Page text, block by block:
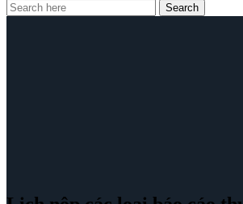
Search